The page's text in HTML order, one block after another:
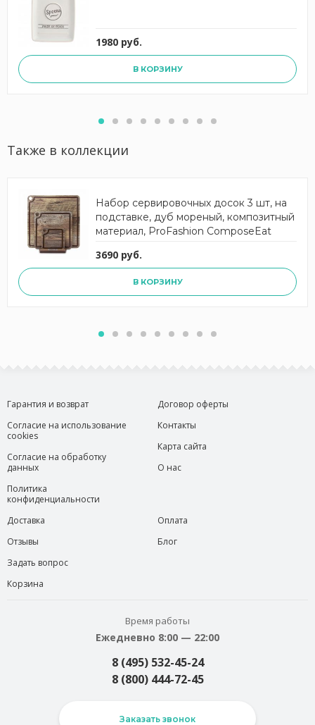
1980 руб.
В КОРЗИНУ
Также в коллекции
Набор сервировочных досок 3 шт, на
подставке, дуб мореный, композитный
материал, ProFashion ComposeEat
3690 руб.
В КОРЗИНУ
Гарантия и возврат
Согласие на использование
cookies
Согласие на обработку
данных
Политика
конфиденциальности
Договор оферты
Контакты
Карта сайта
О нас
Доставка
Отзывы
Задать вопрос
Корзина
Оплата
Блог
Время работы
Ежедневно 8:00 — 22:00
8 (495) 532-45-24
8 (800) 444-72-45
Заказать звонок